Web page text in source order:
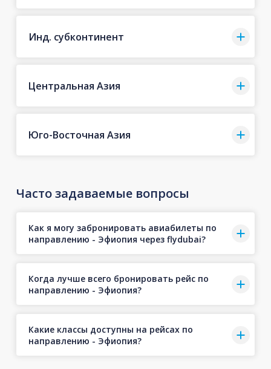
Инд. субконтинент
Центральная Азия
Юго-Восточная Азия
Часто задаваемые вопросы
Как я могу забронировать авиабилеты по
направлению - Эфиопия через flydubai?
Когда лучше всего бронировать рейс по
направлению - Эфиопия?
Какие классы доступны на рейсах по
направлению - Эфиопия?